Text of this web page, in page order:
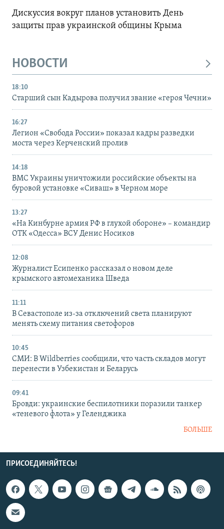
Дискуссия вокруг планов установить День
защиты прав украинской общины Крыма
НОВОСТИ
18:10
Старший сын Кадырова получил звание «героя Чечни»
16:27
Легион «Свобода России» показал кадры разведки
моста через Керченский пролив
14:18
ВМС Украины уничтожили российские объекты на
буровой установке «Сиваш» в Черном море
13:27
«На Кинбурне армия РФ в глухой обороне» – командир
ОТК «Одесса» ВСУ Денис Носиков
12:08
Журналист Есипенко рассказал о новом деле
крымского автомеханика Шведа
11:11
В Севастополе из-за отключений света планируют
менять схему питания светофоров
10:45
СМИ: В Wildberries сообщили, что часть складов могут
перенести в Узбекистан и Беларусь
09:41
Бровди: украинские беспилотники поразили танкер
«теневого флота» у Геленджика
БОЛЬШЕ
ПРИСОЕДИНЯЙТЕСЬ!